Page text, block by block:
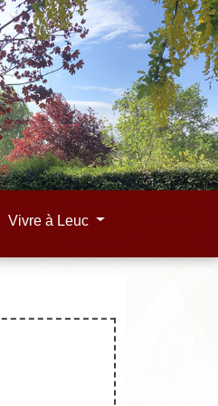
Vivre à Leuc